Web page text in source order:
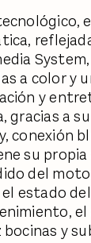
a color y
y
gracias a
conexión
su propia
del
estado
el
bocinas y